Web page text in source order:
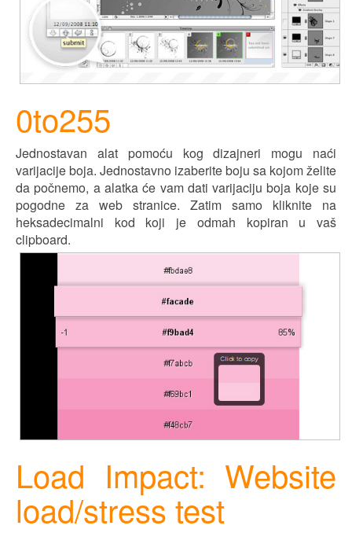
0to255
Jednostavan alat pomoću kog dizajneri mogu naći
varijacije boja. Jednostavno izaberite boju sa kojom želite
da počnemo, a alatka će vam dati varijaciju boja koje su
pogodne za web stranice. Zatim samo kliknite na
heksadecimalni kod koji je odmah kopiran u vaš
clipboard.
Load Impact: Website
load/stress test